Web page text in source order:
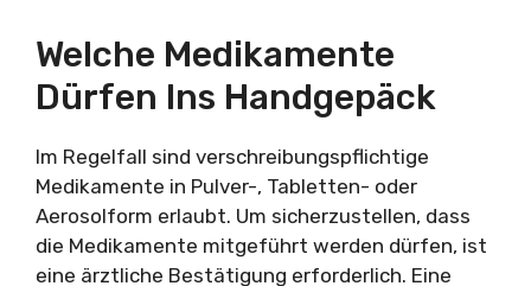
Welche Medikamente
Dürfen Ins Handgepäck
Im Regelfall sind verschreibungspflichtige
Medikamente in Pulver-, Tabletten- oder
Aerosolform erlaubt. Um sicherzustellen, dass
die Medikamente mitgeführt werden dürfen, ist
eine ärztliche Bestätigung erforderlich. Eine